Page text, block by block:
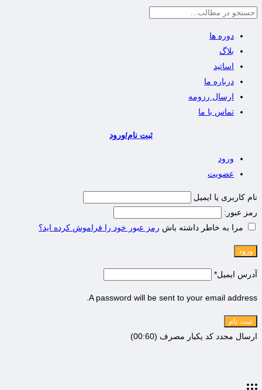
دوره ها
بلاگ
اساتید
درباره ما
ارسال رزومه
تماس با ما
ثبت نام/ورود
ورود
عضویت
نام کاربری یا ایمیل
رمز عبور:
مرا به خاطر داشته باش رمز عبور خود را فراموش کرده اید؟
آدرس ایمیل*
A password will be sent to your email address.
ثبت نام
ارسال مجدد کد یکبار مصرف (00:
60
)